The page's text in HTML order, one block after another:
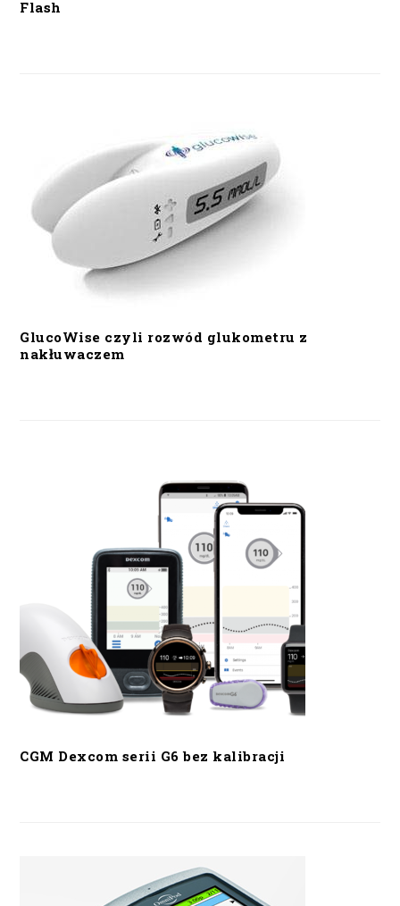
Flash
GlucoWise czyli rozwód glukometru z
nakłuwaczem
CGM Dexcom serii G6 bez kalibracji